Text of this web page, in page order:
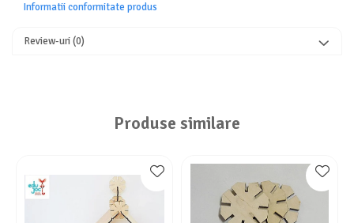
Informatii conformitate produs
Review-uri(0)
Produse similare